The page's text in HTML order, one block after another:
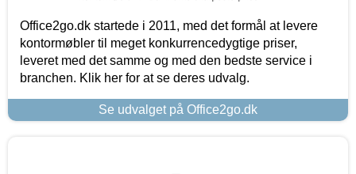
Office2go.dk startede i 2011, med det formål at levere
kontormøbler til meget konkurrencedygtige priser,
leveret med det samme og med den bedste service i
branchen. Klik her for at se deres udvalg.
Se udvalget på Office2go.dk